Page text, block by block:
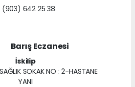
(903) 642 25 38
Barış Eczanesi
İskilip
SOKAK NO : 2-HASTANE
YANI